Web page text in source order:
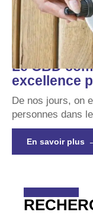
Le CBD
excellence
De nos jours, on
personnes dans
En savoir plus